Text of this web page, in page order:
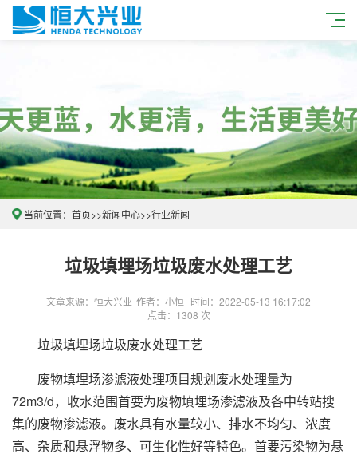
当前位置： 首页>>新闻中心>>行业新闻
垃圾填埋场垃圾废水处理工艺
文章来源：恒大兴业 作者：小恒 时间：2022-05-13 16:17:02
点击：1308 次
垃圾填埋场垃圾废水处理工艺
废物填埋场渗滤液处理项目规划废水处理量为
72m3/d，收水范围首要为废物填埋场渗滤液及各中转站搜
集的废物渗滤液。废水具有水量较小、排水不均匀、浓度
高、杂质和悬浮物多、可生化性好等特色。首要污染物为悬